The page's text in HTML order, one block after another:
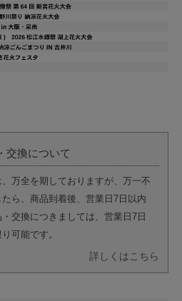
交換について
万全を期しておりますが、万一不
ら、商品到着後、営業日7日以内
交換につきましては、営業日7日
可能です。
詳しくはこちら